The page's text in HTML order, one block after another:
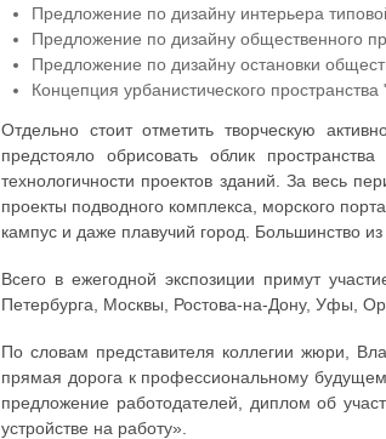
Предложение по дизайну интерьера
Предложение по дизайну общественного
Предложение по дизайну остановки
Концепция урбанистического
Отдельно стоит отметить творческую
предстояло обрисовать облик
технологичности проектов зданий. За весь
проекты подводного комплекса, морского
кампус и даже плавучий город. Большинство
Всего в ежегодной экспозиции примут
Петербурга, Москвы, Ростова-на-Дону, Уфы,
По словам представителя коллегии жюри,
прямая дорога к профессиональному
предложение работодателей, диплом об
устройстве на работу».